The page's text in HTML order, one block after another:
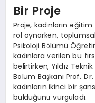
Bir Proje
Proje, kadınların
rol oynarken,
Psikoloji Bölümü
kadınlara verilen bu
belirtirken, Yıldız
Bölüm Başkanı Prof.
kadınların ikinci bir
bulduğunu vurguladı.